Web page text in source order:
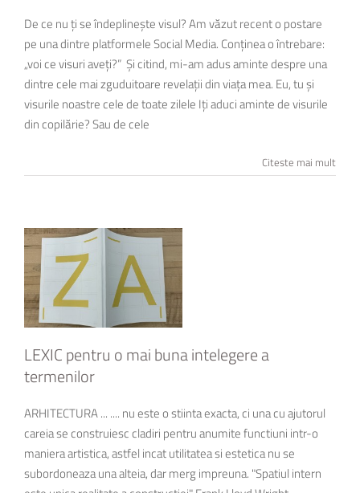
De ce nu ți se îndeplinește visul? Am văzut recent o postare
pe una dintre platformele Social Media. Conținea o întrebare:
„voi ce visuri aveți?” Și citind, mi-am adus aminte despre una
dintre cele mai zguduitoare revelații din viața mea. Eu, tu și
visurile noastre cele de toate zilele Iți aduci aminte de visurile
din copilărie? Sau de cele
Citeste mai mult
LEXIC pentru o mai buna intelegere a
termenilor
ARHITECTURA ... .... nu este o stiinta exacta, ci una cu ajutorul
careia se construiesc cladiri pentru anumite functiuni intr-o
maniera artistica, astfel incat utilitatea si estetica nu se
subordoneaza una alteia, dar merg impreuna. "Spatiul intern